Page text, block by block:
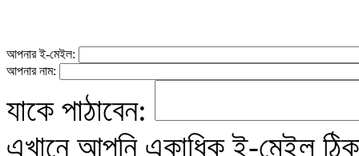
আপনার ই-মেইল:
আপনার নাম:
যাকে পাঠাবেন:
এখানে আপনি একাধিক ই-মেইল